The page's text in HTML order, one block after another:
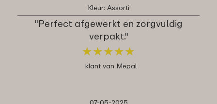
Kleur: Assorti
"Perfect afgewerkt en zorgvuldig
verpakt."
★★★★★
★★★★★
klant van Mepal